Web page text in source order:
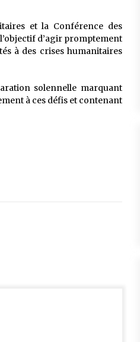
et la Conférence des
d’agir promptement
à des crises humanitaires
solennelle marquant
à ces défis et contenant